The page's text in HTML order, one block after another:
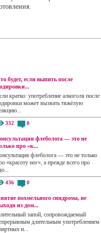
будет, если выпить после
кратко: употребление алкоголя после
может вызвать тяжёлую
332 0
флеболога — это не
про «к...
флеболога — это не только
«красоту ног», а прежде всего про
436 0
похмельного синдрома, не
из дом...
запой, сопровождаемый
длительным употреблением
н...